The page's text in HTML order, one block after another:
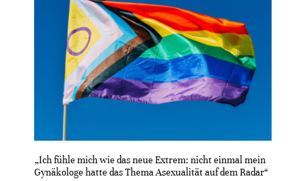
„Ich fühle mich wie das neue Extrem: nicht einmal mein
Gynäkologe hatte das Thema Asexualität auf dem Radar“